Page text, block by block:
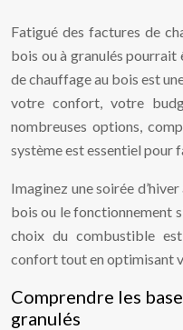
Fatigué des factures de
bois ou à granulés pourrait
de chauffage au bois est
votre confort, votre
nombreuses options,
système est essentiel pour
Imaginez une soirée
bois ou le fonctionnement
choix du combustible
confort tout en optimisant
Comprendre les
granulés